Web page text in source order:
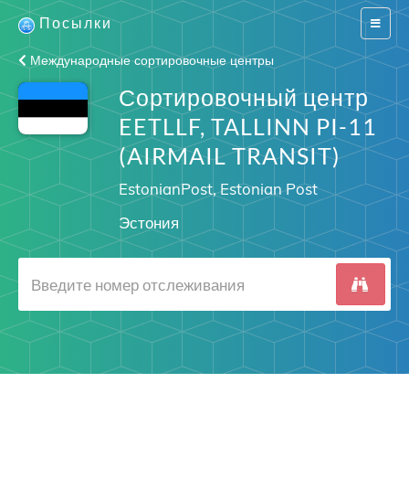
Switch
Посылки
Международные сортировочные центры
Сортировочный центр
EETLLF, TALLINN PI-11
(AIRMAIL TRANSIT)
EstonianPost, Estonian Post
Эстония